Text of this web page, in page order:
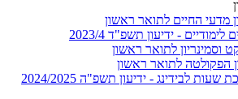
מדעי החיים לתואר ראשון
לימודיים - ידיעון תשפ"ד 2023/4
וסמינריון לתואר ראשון
הפקולטה לתואר ראשון
שעות לבידינג - ידיעון תשפ"ה 2024/2025